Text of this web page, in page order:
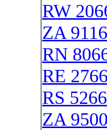
RW
ZA
RN
RE
RS
ZA